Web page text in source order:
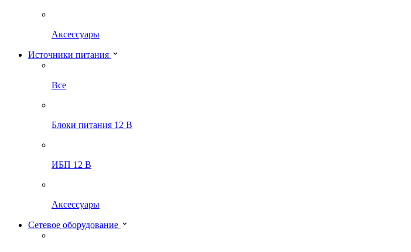
Аксессуары
Источники питания
Все
Блоки питания 12 В
ИБП 12 В
Аксессуары
Сетевое оборудование